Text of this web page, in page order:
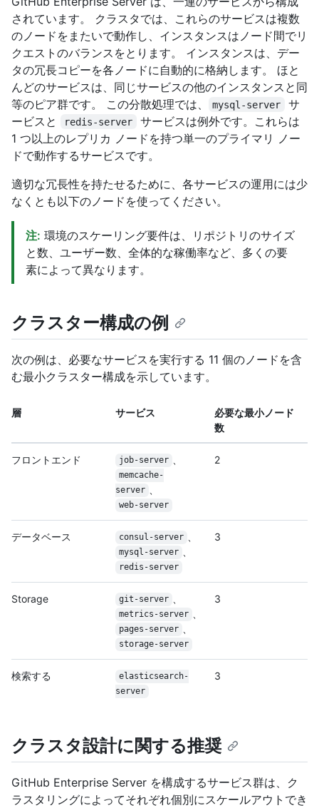
されています。 クラスタでは、これらのサービスは複数
のノードをまたいで動作し、インスタンスはノード間でリ
クエストのバランスをとります。 インスタンスは、デー
タの冗長コピーを各ノードに自動的に格納します。 ほと
んどのサービスは、同じサービスの他のインスタンスと同
等のピア群です。 この分散処理では、
mysql-server
サ
ービスと
redis-server
サービスは例外です。これらは
1 つ以上のレプリカ ノードを持つ単一のプライマリ ノー
ドで動作するサービスです。
適切な冗長性を持たせるために、各サービスの運用には少
なくとも以下のノードを使ってください。
注: 環境のスケーリング要件は、リポジトリのサイズ
と数、ユーザー数、全体的な稼働率など、多くの要
素によって異なります。
クラスター構成の例
次の例は、必要なサービスを実行する 11 個のノードを含
む最小クラスター構成を示しています。
層 サービス
必要な最小ノード
数
フロントエンド job-server
memcache-
server
web-server
2
データベース consul-server
mysql-server
redis-server
3
Storage git-server
metrics-server
pages-server
storage-server
3
検索する
elasticsearch-
server
3
クラスタ設計に関する推奨
GitHub Enterprise Server を構成するサービス群は、ク
ラスタリングによってそれぞれ個別にスケールアウトでき